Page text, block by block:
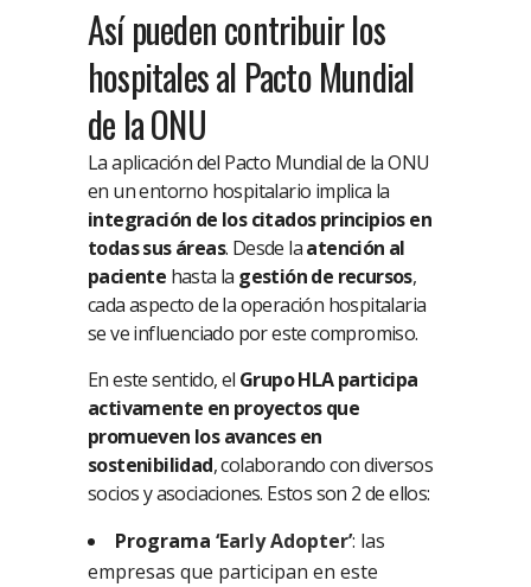
Así pueden contribuir los
hospitales al Pacto Mundial
de la ONU
La aplicación del Pacto Mundial de la ONU
en un entorno hospitalario implica la
integración de los citados principios en
todas sus áreas. Desde laatención al
paciente hasta la gestión de recursos,
cada aspecto de la operación hospitalaria
se ve influenciado por este compromiso.
En este sentido, el Grupo HLA participa
activamente en proyectos que
promueven los avances en
sostenibilidad, colaborando con diversos
socios y asociaciones. Estos son 2 de ellos:
Programa ‘Early Adopter’: las
empresas que participan en este